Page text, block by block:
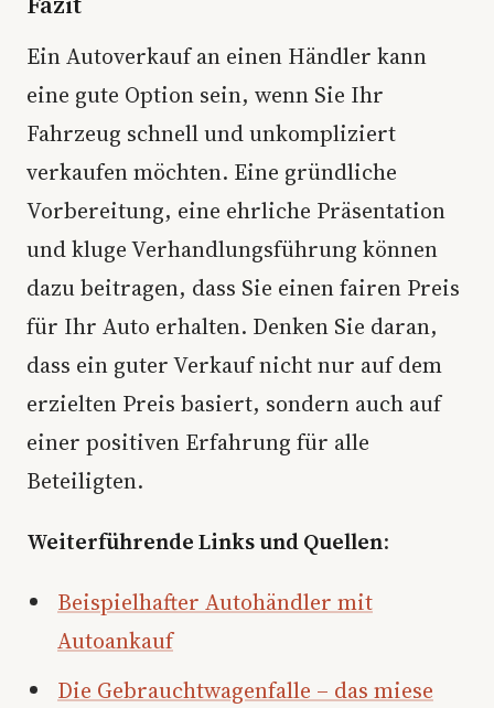
Ein Autoverkauf an einen Händler kann
eine gute Option sein, wenn Sie Ihr
Fahrzeug schnell und unkompliziert
verkaufen möchten. Eine gründliche
Vorbereitung, eine ehrliche Präsentation
und kluge Verhandlungsführung können
dazu beitragen, dass Sie einen fairen Preis
für Ihr Auto erhalten. Denken Sie daran,
dass ein guter Verkauf nicht nur auf dem
erzielten Preis basiert, sondern auch auf
einer positiven Erfahrung für alle
Beteiligten.
Weiterführende Links und Quellen:
Beispielhafter Autohändler mit
Autoankauf
Die Gebrauchtwagenfalle – das miese